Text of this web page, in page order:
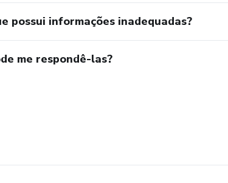
possui informações inadequadas?
me respondê-las?